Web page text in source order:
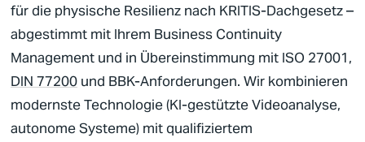
für die physische Resilienz nach KRITIS-Dachgesetz–
abgestimmt mit Ihrem Business Continuity
Management und in Übereinstimmung mit ISO 27001,
DIN 77200 und BBK-Anforderungen. Wir kombinieren
modernste Technologie (KI-gestützte Videoanalyse,
autonome Systeme) mit qualifiziertem